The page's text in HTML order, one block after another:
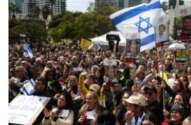
Озодлик бошқа тилларда